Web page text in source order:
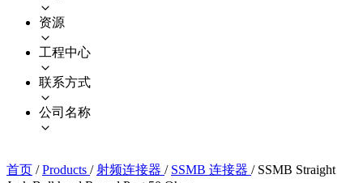
资源
工程中心
联系方式
公司名称
首页 / Products / 射频连接器 / SSMB 连接器 / SSMB Straight